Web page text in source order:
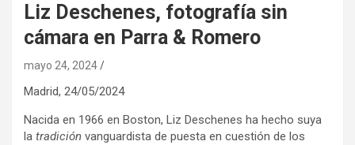
Liz Deschenes, fotografía sin
cámara en Parra & Romero
mayo 24, 2024
Madrid, 24/05/2024
Nacida en 1966 en Boston, Liz Deschenes ha hecho suya
la tradición vanguardista de puesta en cuestión de los